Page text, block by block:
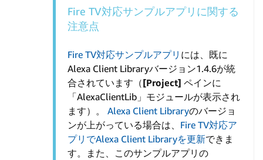
Fire TV対応サンプルアプリに関する
注意点
Fire TV対応サンプルアプリ には、既に
Alexa Client Libraryバージョン1.4.6が統
合されています（[Project] ペインに
「AlexaClientLib」モジュールが表示され
ます）。 Alexa Client Libraryのバージョ
ンが上がっている場合は、 Fire TV対応ア
プリでAlexa Client Libraryを更新できま
す。また、このサンプルアプリの